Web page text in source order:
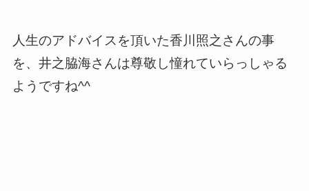
人生のアドバイスを頂いた香川照之さんの事
を、井之脇海さんは尊敬し憧れていらっしゃる
ようですね^^